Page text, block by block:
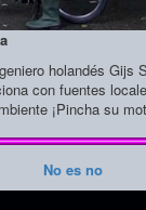
holandés Gijs
con fuentes
¡Pincha su
No es no